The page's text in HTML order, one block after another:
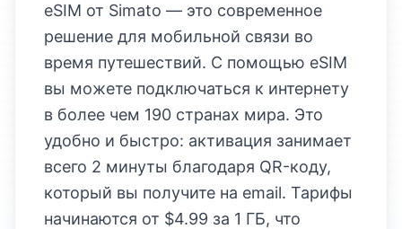
eSIM от Simato — это современное
решение для мобильной связи во
время путешествий. С помощью eSIM
вы можете подключаться к интернету
в более чем 190 странах мира. Это
удобно и быстро: активация занимает
всего 2 минуты благодаря QR-коду,
который вы получите на email. Тарифы
начинаются от $4.99 за 1 ГБ, что